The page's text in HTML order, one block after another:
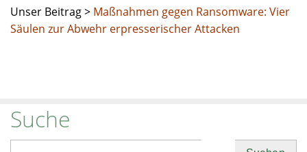
Unser Beitrag > Maßnahmen gegen Ransomware: Vier
Säulen zur Abwehr erpresserischer Attacken
Suche